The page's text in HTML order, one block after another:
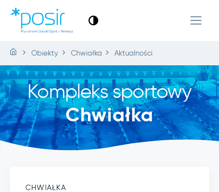
Obiekty Chwiałka Aktualności
Kompleks sportowy
Chwiałka
CHWIAŁKA